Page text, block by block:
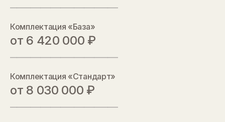
Комплектация «База»
от 6 420 000 ₽
Комплектация «Стандарт»
от 8 030 000 ₽
СТРОИТЕЛЬСТВА